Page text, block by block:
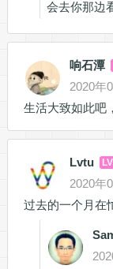
会去你那边
响石潭
2020年
生活大致如此吧
Lvtu
2020年
过去的一个月在